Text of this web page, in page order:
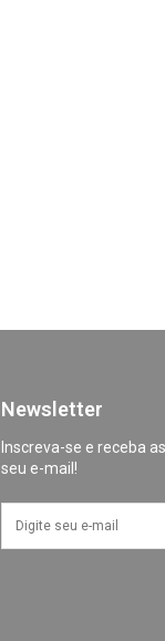
Newsletter
Inscreva-se e receba
seu e-mail!